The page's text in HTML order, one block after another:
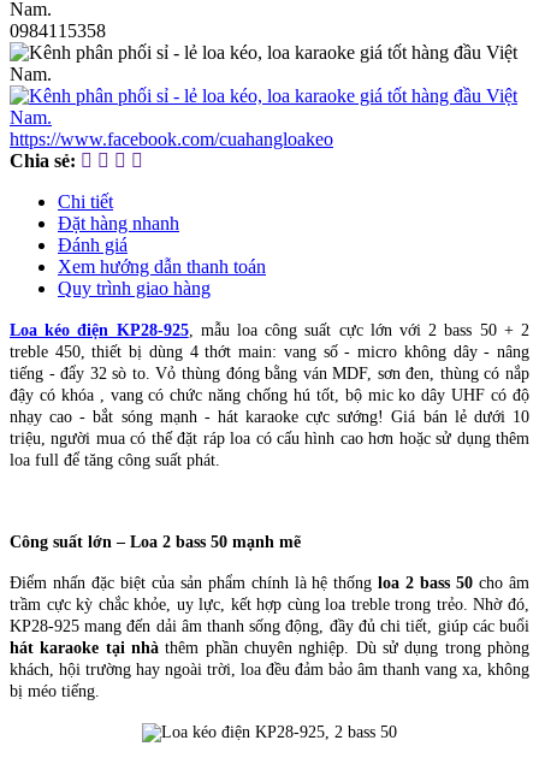
0984115358
https://www.facebook.com/cuahangloakeo
Chia sẻ:
Chi tiết
Đặt hàng nhanh
Đánh giá
Xem hướng dẫn thanh toán
Quy trình giao hàng
Loa kéo điện KP28-925, mẫu loa công suất cực lớn với 2 bass 50 + 2
treble 450, thiết bị dùng 4 thớt main: vang số - micro không dây - nâng
tiếng - đẩy 32 sò to. Vỏ thùng đóng bằng ván MDF, sơn đen, thùng có nắp
đậy có khóa , vang có chức năng chống hú tốt, bộ mic ko dây UHF có độ
nhạy cao - bắt sóng mạnh - hát karaoke cực sướng! Giá bán lẻ dưới 10
triệu, người mua có thế đặt ráp loa có cấu hình cao hơn hoặc sử dụng thêm
loa full để tăng công suất phát.
Công suất lớn – Loa 2 bass 50 mạnh mẽ
Điểm nhấn đặc biệt của sản phẩm chính là hệ thốngloa 2 bass 50 cho âm
trầm cực kỳ chắc khỏe, uy lực, kết hợp cùng loa treble trong trẻo. Nhờ đó,
KP28-925 mang đến dải âm thanh sống động, đầy đủ chi tiết, giúp các buổi
hát karaoke tại nhà thêm phần chuyên nghiệp. Dù sử dụng trong phòng
khách, hội trường hay ngoài trời, loa đều đảm bảo âm thanh vang xa, không
bị méo tiếng.